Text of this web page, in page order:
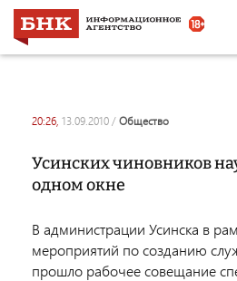
20:26, 13.09.2010 / общество
Усинских чиновников
одном окне
В администрации Усинска в
мероприятий по созданию
прошло рабочее совещание